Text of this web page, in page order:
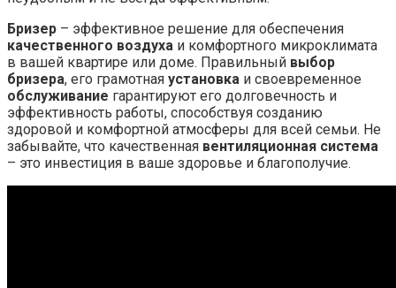
Бризер – эффективное решение для обеспечения
качественного воздуха и комфортного микроклимата
в вашей квартире или доме. Правильный выбор
бризера, его грамотная установка и своевременное
обслуживание гарантируют его долговечность и
эффективность работы, способствуя созданию
здоровой и комфортной атмосферы для всей семьи. Не
забывайте, что качественная вентиляционная система
– это инвестиция в ваше здоровье и благополучие.